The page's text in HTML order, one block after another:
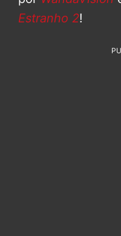
Estranho 2!